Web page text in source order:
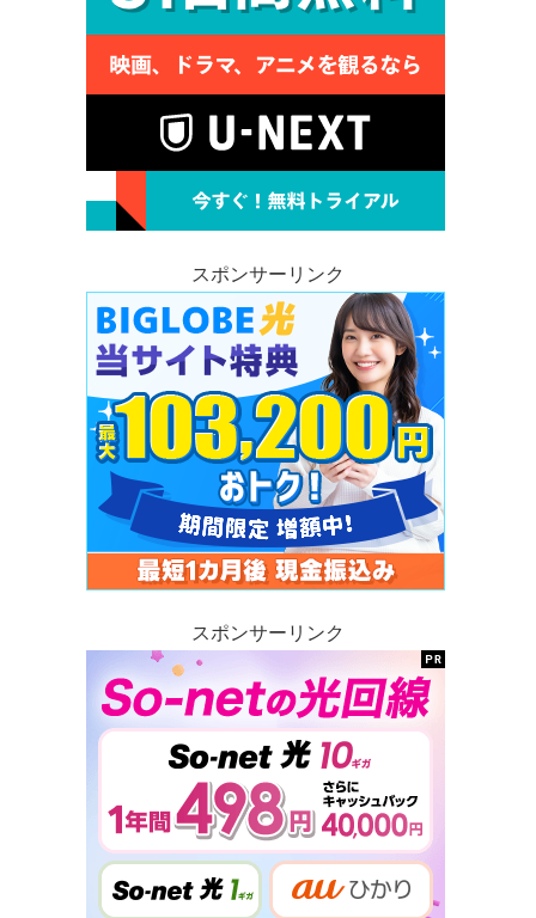
スポンサーリンク
スポンサーリンク